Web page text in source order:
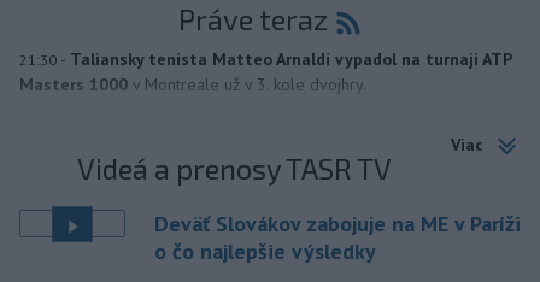
Práve teraz
21:30 - Taliansky tenista Matteo Arnaldi vypadol na turnaji ATP
Masters 1000 v Montreale už v 3. kole dvojhry.
Viac
Videá a prenosy TASR TV
Deväť Slovákov zabojuje na ME v Paríži
o čo najlepšie výsledky